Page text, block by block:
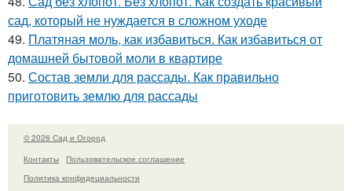
сад, который не нуждается в сложном уходе
49. Платяная моль, как избавиться. Как избавиться от
домашней бытовой моли в квартире
50. Состав земли для рассады. Как правильно
приготовить землю для рассады
© 2026 Сад и Огород
Контакты
Пользовательское соглашение
Политика конфидециальности